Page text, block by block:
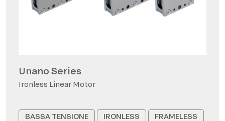
Unano Series
Ironless Linear Motor
BASSA TENSIONE IRONLESS FRAMELESS